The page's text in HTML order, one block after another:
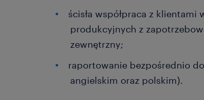
ścisła współpraca z
produkcyjnych z
zewnętrzny;
raportowanie bezpośrednio
angielskim oraz polskim).